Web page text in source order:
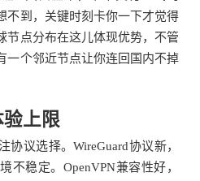
不到，关键时刻卡你一下才觉得
节点分布在这儿体现优势，不管
一个邻近节点让你连回国内不掉
上限
协议选择。WireGuard协议新，
不稳定。OpenVPN兼容性好，